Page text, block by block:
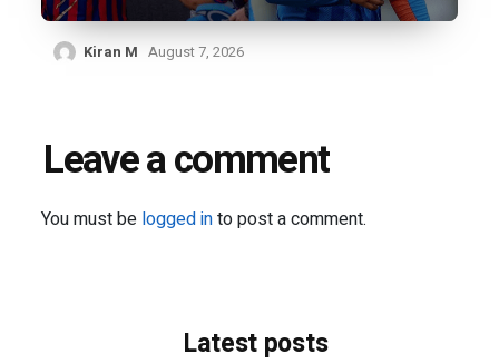
Kiran M August 7, 2026
Leave a comment
You must be logged into post a comment.
Latest posts